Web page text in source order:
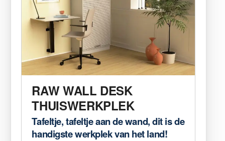
RAW WALL DESK
THUISWERKPLEK
Tafeltje, tafeltje aan de wand, dit is de
handigste werkplek van het land!